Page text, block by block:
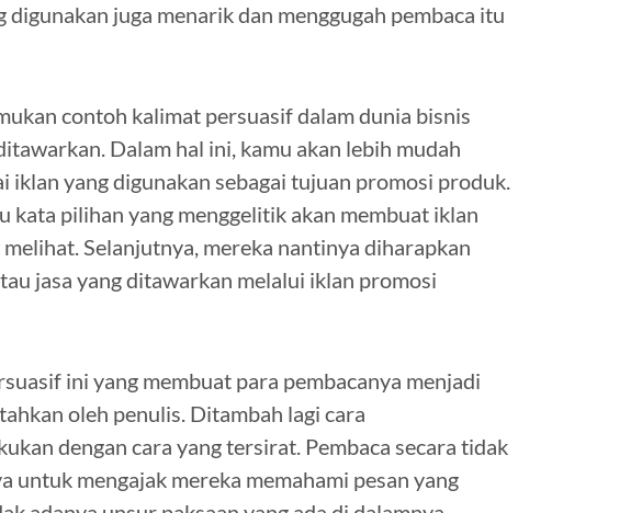
juga menarik dan menggugah pembaca itu
contoh kalimat persuasif dalam dunia bisnis
Dalam hal ini, kamu akan lebih mudah
iklan yang digunakan sebagai tujuan promosi produk.
kata pilihan yang menggelitik akan membuat iklan
Selanjutnya, mereka nantinya diharapkan
jasa yang ditawarkan melalui iklan promosi
ini yang membuat para pembacanya menjadi
oleh penulis. Ditambah lagi cara
dengan cara yang tersirat. Pembaca secara tidak
mengajak mereka memahami pesan yang